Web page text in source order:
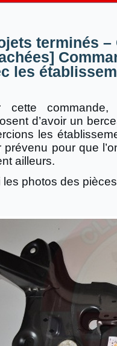
terminés
les
cette
d’avoir un
les
prévenu pour que
ailleurs.
les photos des